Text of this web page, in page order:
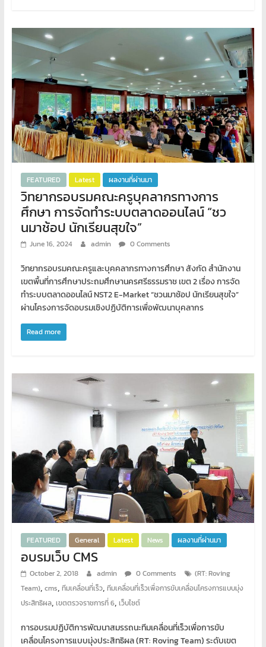
เช่า
ราคา
ถูก
รับ
เขียน
โปรแกรม
ตาม
สั่ง
สอน
พิเศษ
FEATURED Latest ผลงานที่ผ่านมา
วิทยากรอบรมคณะครูบุคลากรทางการ
ศึกษา การจัดทำระบบตลาดออนไลน์ “ชว
นมาช้อป นักเรียนสุขใจ”
June 16, 2024 admin 0 Comments
วิทยากรอบรมคณะครูและบุคคลากรทางการศึกษา สังกัด สำนักงาน
เขตพื้นที่การศึกษาประถมศึกษานครศรีธรรมราช เขต 2 เรื่อง การจัด
ทำระบบตลาดออนไลน์ NST2 E-Market “ชวนมาช้อป นักเรียนสุขใจ”
ผ่านโครงการจัดอบรมเชิงปฏิบัติการเพื่อพัฒนาบุคลากร
Read more
FEATURED General Latest News ผลงานที่ผ่านมา
อบรมเว็บ CMS
October 2, 2018 admin 0 Comments
(RT: Roving
Team), cms, ทีมเคลื่อนที่เร็ว, ทีมเคลื่อนที่เร็วเพื่อการขับเคลื่อนโครงการแบบมุ่ง
ประสิทธิผล, เขตตรวจราชการที่ 6, เว็บไซต์
การอบรมปฏิบัติการพัฒนาสมรรถนะทีมเคลื่อนที่เร็วเพื่อการขับ
เคลื่อนโครงการแบบมุ่งประสิทธิผล (RT: Roving Team) ระดับเขต